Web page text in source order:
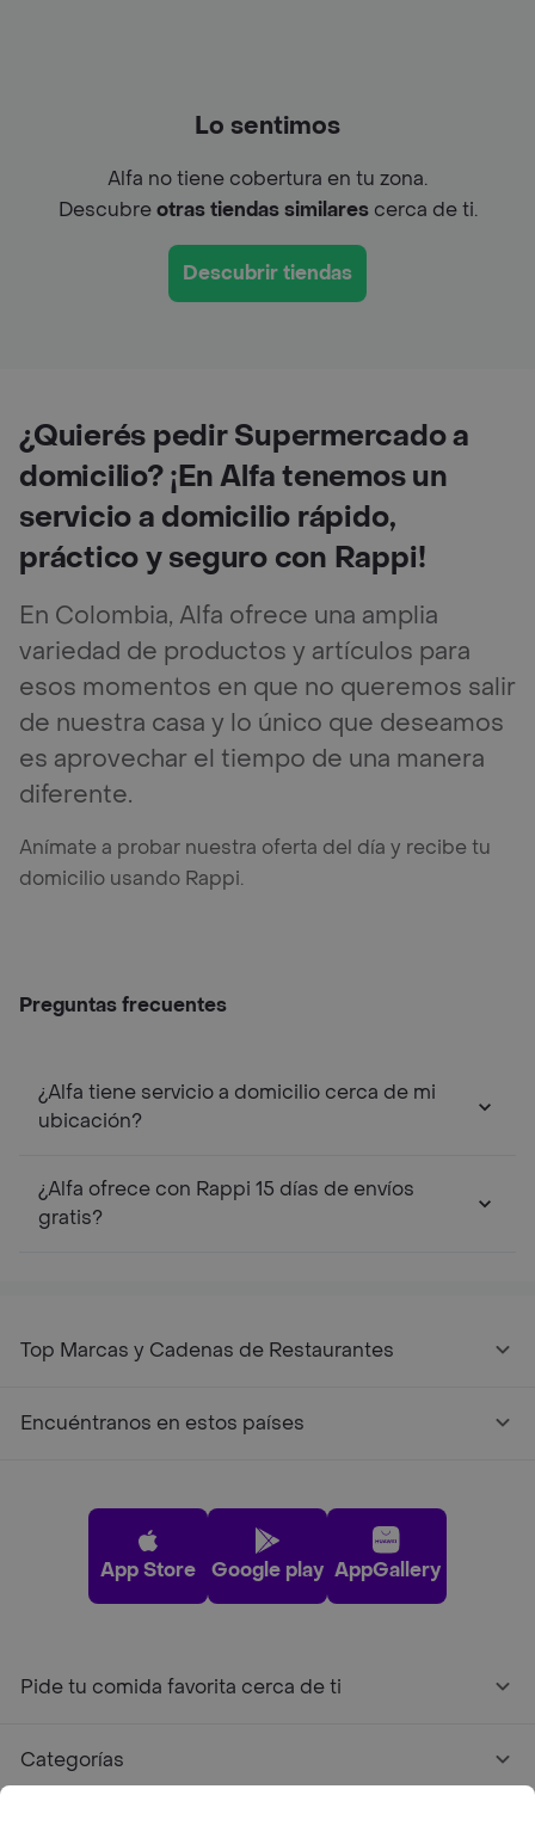
Lo sentimos
Alfa no tiene cobertura en tu zona.
Descubreotras tiendas similarescerca de ti.
Descubrir tiendas
¿Quierés pedir Supermercado a
domicilio? ¡En Alfa tenemos un
servicio a domicilio rápido,
práctico y seguro con Rappi!
En Colombia, Alfa ofrece una amplia
variedad de productos y artículos para
esos momentos en que no queremos salir
de nuestra casa y lo único que deseamos
es aprovechar el tiempo de una manera
diferente.
Anímate a probar nuestra oferta del día y recibe tu
domicilio usando Rappi.
Preguntas frecuentes
¿Alfa tiene servicio a domicilio cerca de mi
ubicación?
¿Alfa ofrece con Rappi 15 días de envíos
gratis?
Top Marcas y Cadenas de Restaurantes
Encuéntranos en estos países
App Store Google play AppGallery
Pide tu comida favorita cerca de ti
Categorías